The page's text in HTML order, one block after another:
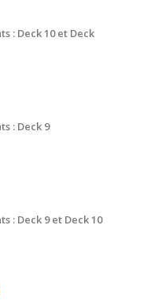
: Deck 10 et Deck
: Deck 9
: Deck 9 et Deck 10